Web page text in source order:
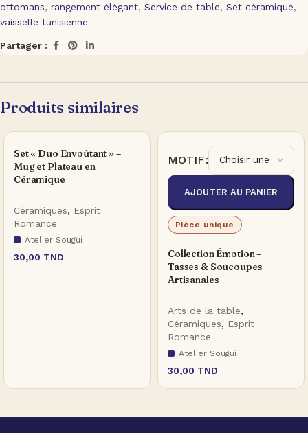
ottomans, rangement élégant, Service de table, Set céramique,
vaisselle tunisienne
Partager :
Produits similaires
Set « Duo Envoûtant » –
Mug et Plateau en
Céramique
Céramiques, Esprit
Romance
Atelier Sougui
30,00 TND
MOTIF
AJOUTER AU PANIER
Pièce unique
Collection Émotion –
Tasses & Soucoupes
Artisanales
Arts de la table,
Céramiques, Esprit
Romance
Atelier Sougui
30,00 TND